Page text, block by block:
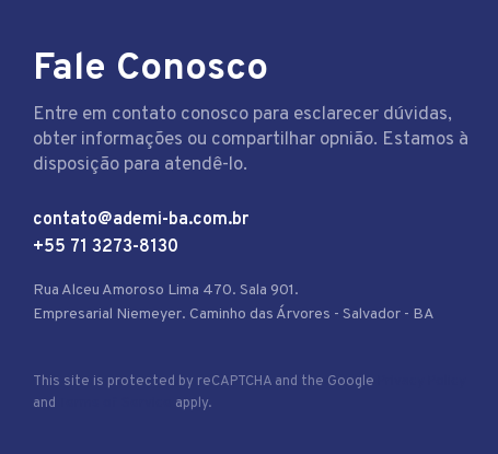
Fale Conosco
Entre em contato conosco para esclarecer dúvidas,
obter informações ou compartilhar opnião. Estamos à
disposição para atendê-lo.
contato@ademi-ba.com.br
+55 71 3273-8130
Rua Alceu Amoroso Lima 470. Sala 901.
Empresarial Niemeyer. Caminho das Árvores - Salvador - BA
This site is protected by reCAPTCHA and the Google
and
apply.